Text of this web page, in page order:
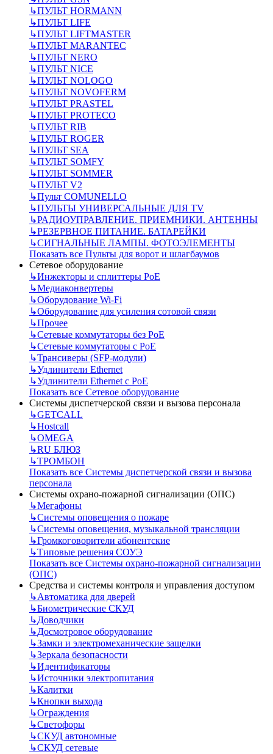
↳ПУЛЬТ HORMANN
↳ПУЛЬТ LIFE
↳ПУЛЬТ LIFTMASTER
↳ПУЛЬТ MARANTEC
↳ПУЛЬТ NERO
↳ПУЛЬТ NICE
↳ПУЛЬТ NOLOGO
↳ПУЛЬТ NOVOFERM
↳ПУЛЬТ PRASTEL
↳ПУЛЬТ PROTECO
↳ПУЛЬТ RIB
↳ПУЛЬТ ROGER
↳ПУЛЬТ SEA
↳ПУЛЬТ SOMFY
↳ПУЛЬТ SOMMER
↳ПУЛЬТ V2
↳Пульт СOMUNELLO
↳ПУЛЬТЫ УНИВЕРСАЛЬНЫЕ ДЛЯ TV
↳РАДИОУПРАВЛЕНИЕ. ПРИЕМНИКИ. АНТЕННЫ
↳РЕЗЕРВНОЕ ПИТАНИЕ. БАТАРЕЙКИ
↳СИГНАЛЬНЫЕ ЛАМПЫ. ФОТОЭЛЕМЕНТЫ
Показать все Пульты для ворот и шлагбаумов
Сетевое оборудование
↳Инжекторы и сплиттеры РоЕ
↳Медиаконвертеры
↳Оборудование Wi-Fi
↳Оборудование для усиления сотовой связи
↳Прочее
↳Сетевые коммутаторы без РоЕ
↳Сетевые коммутаторы с РоЕ
↳Трансиверы (SFP-модули)
↳Удлинители Ethernet
↳Удлинители Ethernet с PoE
Показать все Сетевое оборудование
Системы диспетчерской связи и вызова персонала
↳GETCALL
↳Hostcall
↳OMEGA
↳RU БЛЮЗ
↳ТРОМБОН
Показать все Системы диспетчерской связи и вызова
персонала
Системы охрано-пожарной сигнализации (ОПС)
↳Мегафоны
↳Системы оповещения о пожаре
↳Системы оповещения, музыкальной трансляции
↳Громкоговорители абонентские
↳Типовые решения СОУЭ
Показать все Системы охрано-пожарной сигнализации
(ОПС)
Средства и системы контроля и управления доступом
↳Автоматика для дверей
↳Биометрические СКУД
↳Доводчики
↳Досмотровое оборудование
↳Замки и электромеханические защелки
↳Зеркала безопасности
↳Идентификаторы
↳Источники электропитания
↳Калитки
↳Кнопки выхода
↳Ограждения
↳Светофоры
↳СКУД автономные
↳СКУД сетевые